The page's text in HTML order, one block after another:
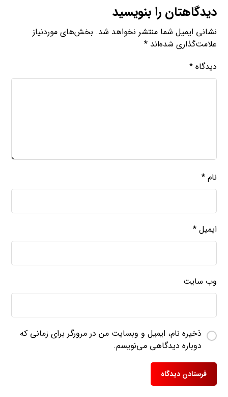
دیدگاهتان را بنویسید
نشانی ایمیل شما منتشر نخواهد شد. بخش‌های موردنیاز
علامت‌گذاری شده‌اند*
دیدگاه*
نام*
ایمیل*
وب‌ سایت
ذخیره نام، ایمیل و وبسایت من در مرورگر برای زمانی که
دوباره دیدگاهی می‌نویسم.